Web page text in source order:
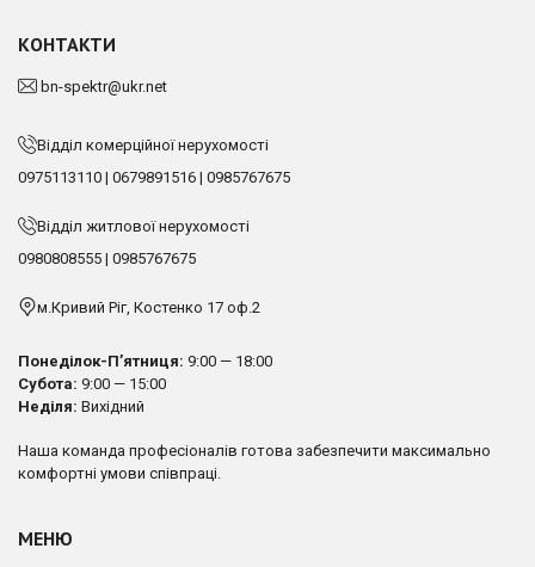
КОНТАКТИ
bn-spektr@ukr.net
Відділ комерційної нерухомості
0975113110 | 0679891516 | 0985767675
Відділ житлової нерухомості
0980808555 | 0985767675
м.Кривий Ріг, Костенко 17 оф.2
Понеділок-П’ятниця: 9:00 — 18:00
Субота: 9:00 — 15:00
Неділя: Вихідний
Наша команда професіоналів готова забезпечити максимально
комфортні умови співпраці.
МЕНЮ